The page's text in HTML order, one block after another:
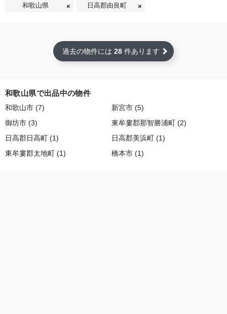
和歌山県 日高郡由良町
過去の物件には 28 件あります
和歌山県で出品中の物件
和歌山市 (7) 新宮市 (5)
御坊市 (3) 東牟婁郡那智勝浦町 (2)
日高郡日高町 (1) 日高郡美浜町 (1)
東牟婁郡太地町 (1) 橋本市 (1)